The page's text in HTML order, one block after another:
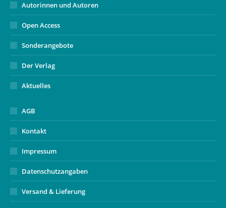
Autorinnen und Autoren
Open Access
Sonderangebote
Der Verlag
Aktuelles
AGB
Kontakt
Impressum
Datenschutzangaben
Versand & Lieferung